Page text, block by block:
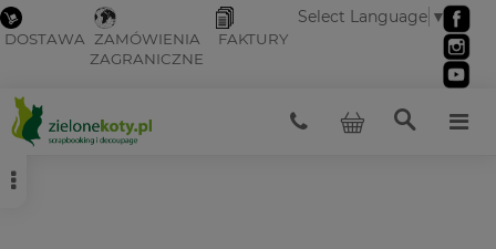
DOSTAWA ZAMÓWIENIA
ZAGRANICZNE
FAKTURY
Select Language ▼